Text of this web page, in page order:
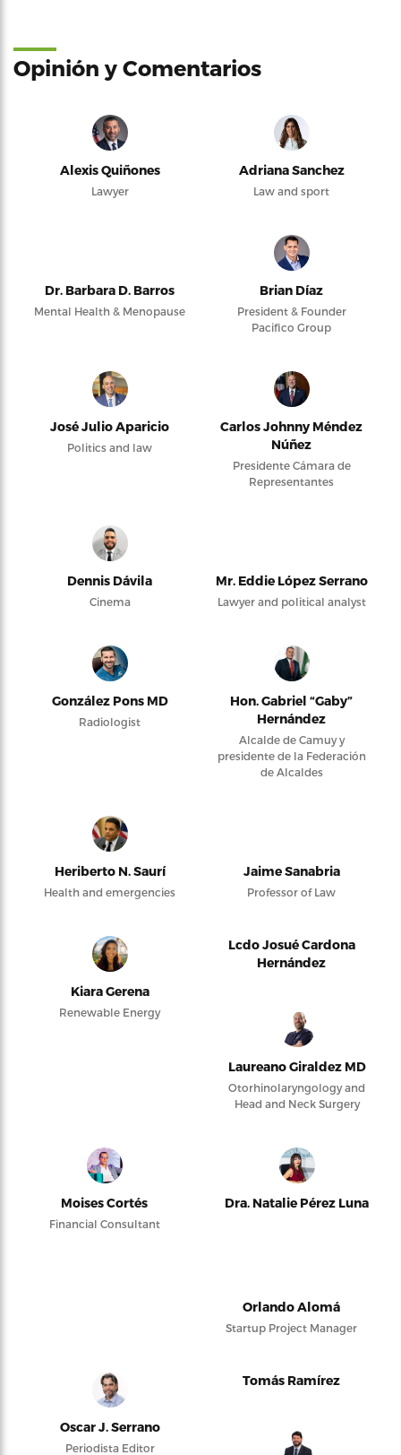
Opinión y Comentarios
Alexis Quiñones
Lawyer
Adriana Sanchez
Law and sport
Dr. Barbara D. Barros
Mental Health & Menopause
Brian Díaz
President & Founder
Pacifico Group
José Julio Aparicio
Politics and law
Carlos Johnny Méndez
Núñez
Presidente Cámara de
Representantes
Dennis Dávila
Cinema
Mr. Eddie López Serrano
Lawyer and political analyst
González Pons MD
Radiologist
Hon. Gabriel “Gaby”
Hernández
Alcalde de Camuy y
presidente de la Federación
de Alcaldes
Heriberto N. Saurí
Health and emergencies
Jaime Sanabria
Professor of Law
Kiara Gerena
Renewable Energy
Lcdo Josué Cardona
Hernández
Laureano Giraldez MD
Otorhinolaryngology and
Head and Neck Surgery
Moises Cortés
Financial Consultant
Dra. Natalie Pérez Luna
Orlando Alomá
Startup Project Manager
Oscar J. Serrano
Periodista Editor
Tomás Ramírez